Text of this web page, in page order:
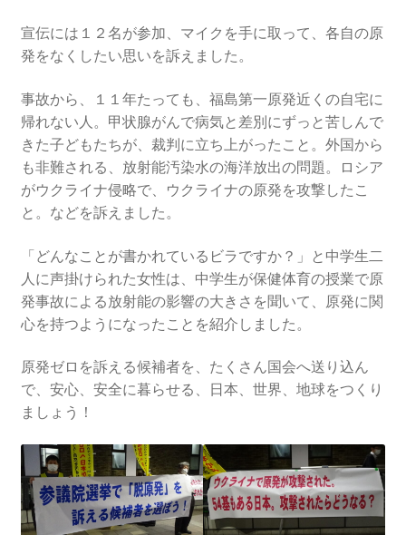
さき 集会
2015.3.8 第4回原発ゼロへのカウントダウンinかわさ
き 集会
2016.1.31 日本と原発上映会＆講演会
2016.3 .13 第5回原発ゼロへのカウントダウンinかわさ
2017.3.12 第6回原発ゼロへのカウントダウンinかわさ
き 集会
さき集会
2019.3.10 第8回 原発ゼロへのカウントダウンinかわ
さき 集会
2023.3.12 第12回原発ゼロへのカウントダウンinかわ
さき集会
宣伝には１２名が参加、マイクを手に取って、各自の原
発をなくしたい思いを訴えました。
事故から、１１年たっても、福島第一原発近くの自宅に
帰れない人。甲状腺がんで病気と差別にずっと苦しんで
きた子どもたちが、裁判に立ち上がったこと。外国から
も非難される、放射能汚染水の海洋放出の問題。ロシア
がウクライナ侵略で、ウクライナの原発を攻撃したこ
と。などを訴えました。
「どんなことが書かれているビラですか？」と中学生二
人に声掛けられた女性は、中学生が保健体育の授業で原
発事故による放射能の影響の大きさを聞いて、原発に関
心を持つようになったことを紹介しました。
原発ゼロを訴える候補者を、たくさん国会へ送り込ん
で、安心、安全に暮らせる、日本、世界、地球をつくり
ましょう！